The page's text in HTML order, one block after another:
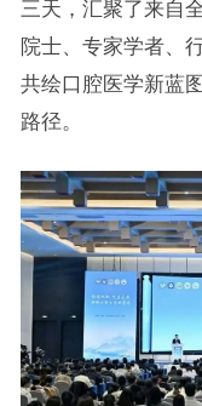
三天，汇聚了来自
院士、专家学者、
共绘口腔医学新蓝
路径。